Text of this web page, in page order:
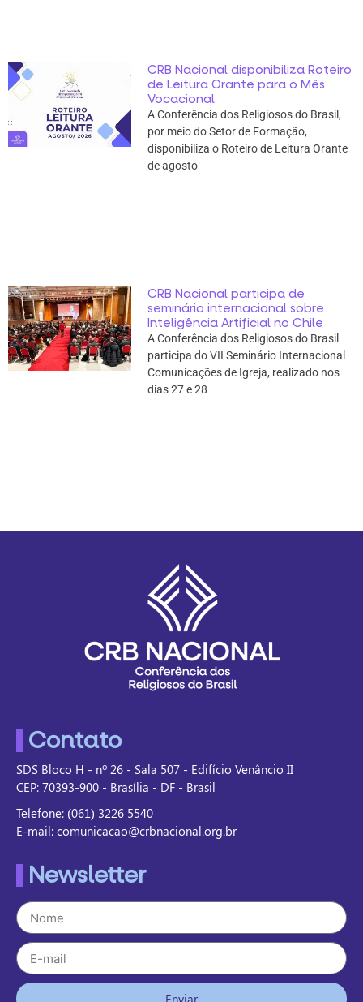
CRB Nacional disponibiliza Roteiro
de Leitura Orante para o Mês
Vocacional
A Conferência dos Religiosos do Brasil,
por meio do Setor de Formação,
disponibiliza o Roteiro de Leitura Orante
de agosto
CRB Nacional participa de
seminário internacional sobre
Inteligência Artificial no Chile
A Conferência dos Religiosos do Brasil
participa do VII Seminário Internacional
Comunicações de Igreja, realizado nos
dias 27 e 28
Contato
SDS Bloco H - nº 26 - Sala 507 - Edifício Venâncio II
CEP: 70393-900 - Brasília - DF - Brasil
Telefone: (061) 3226 5540
E-mail: comunicacao@crbnacional.org.br
Newsletter
Enviar